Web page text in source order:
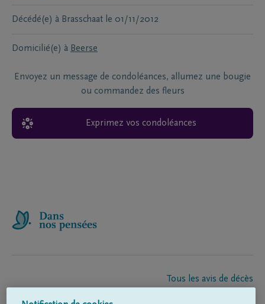
Décédé(e) à Brasschaat le 01/11/2012
Domicilié(e) à Beerse
Envoyez un message de condoléances, allumez une bougie
ou commandez des fleurs
Exprimez vos condoléances
Tous les avis de décès